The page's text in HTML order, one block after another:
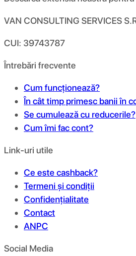
VAN CONSULTING SERVICES
CUI: 39743787
Întrebări frecvente
Cum funcționează?
În cât timp primesc banii în
Se cumulează cu reducerile?
Cum îmi fac cont?
Link-uri utile
Ce este cashback?
Termeni și condiții
Confidențialitate
Contact
ANPC
Social Media